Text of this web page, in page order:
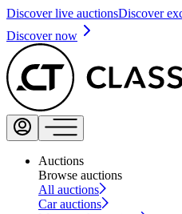
Discover live auctionsDiscover
Discover now
Auctions
Browse auctions
All auctions
Car auctions